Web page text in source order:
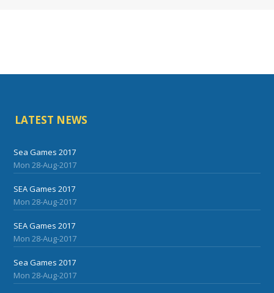
LATEST NEWS
Sea Games 2017
Mon 28-Aug-2017
SEA Games 2017
Mon 28-Aug-2017
SEA Games 2017
Mon 28-Aug-2017
Sea Games 2017
Mon 28-Aug-2017